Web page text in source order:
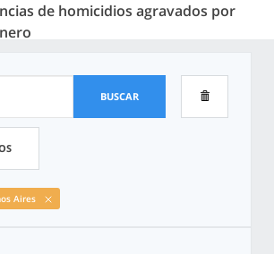
de homicidios agravados por
BUSCAR
Aires